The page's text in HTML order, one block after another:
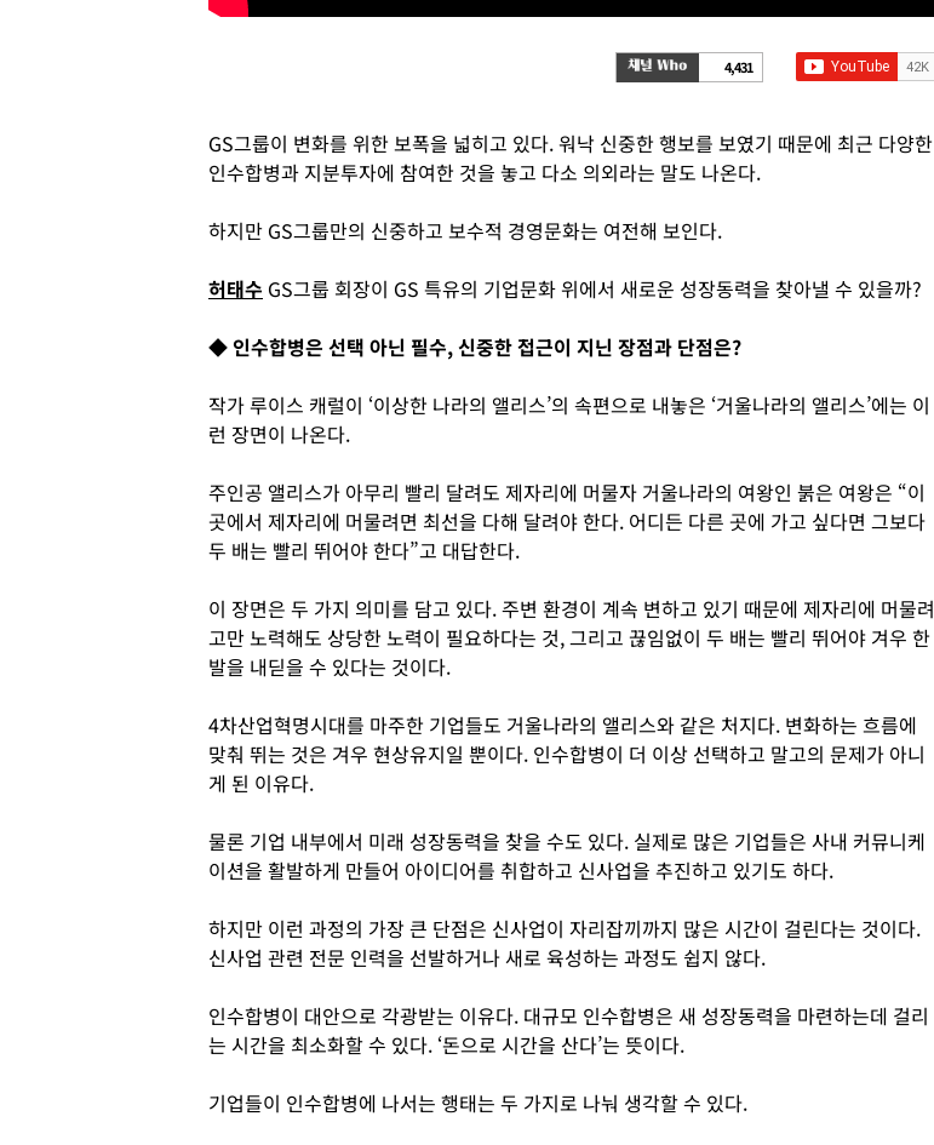
4,431
GS그룹이 변화를 위한 보폭을 넓히고 있다. 워낙 신중한 행보를 보였기 때문에 최근 다양한
인수합병과 지분투자에 참여한 것을 놓고 다소 의외라는 말도 나온다.
하지만 GS그룹만의 신중하고 보수적 경영문화는 여전해 보인다.
허태수 GS그룹 회장이 GS 특유의 기업문화 위에서 새로운 성장동력을 찾아낼 수 있을까?
◆ 인수합병은 선택 아닌 필수, 신중한 접근이 지닌 장점과 단점은?
작가 루이스 캐럴이 ‘이상한 나라의 앨리스’의 속편으로 내놓은 ‘거울나라의 앨리스’에는 이
런 장면이 나온다.
주인공 앨리스가 아무리 빨리 달려도 제자리에 머물자 거울나라의 여왕인 붉은 여왕은 “이
곳에서 제자리에 머물려면 최선을 다해 달려야 한다. 어디든 다른 곳에 가고 싶다면 그보다
두 배는 빨리 뛰어야 한다”고 대답한다.
이 장면은 두 가지 의미를 담고 있다. 주변 환경이 계속 변하고 있기 때문에 제자리에 머물려
고만 노력해도 상당한 노력이 필요하다는 것, 그리고 끊임없이 두 배는 빨리 뛰어야 겨우 한
발을 내딛을 수 있다는 것이다.
4차산업혁명시대를 마주한 기업들도 거울나라의 앨리스와 같은 처지다. 변화하는 흐름에
맞춰 뛰는 것은 겨우 현상유지일 뿐이다. 인수합병이 더 이상 선택하고 말고의 문제가 아니
게 된 이유다.
물론 기업 내부에서 미래 성장동력을 찾을 수도 있다. 실제로 많은 기업들은 사내 커뮤니케
이션을 활발하게 만들어 아이디어를 취합하고 신사업을 추진하고 있기도 하다.
하지만 이런 과정의 가장 큰 단점은 신사업이 자리잡끼까지 많은 시간이 걸린다는 것이다.
신사업 관련 전문 인력을 선발하거나 새로 육성하는 과정도 쉽지 않다.
인수합병이 대안으로 각광받는 이유다. 대규모 인수합병은 새 성장동력을 마련하는데 걸리
는 시간을 최소화할 수 있다. ‘돈으로 시간을 산다’는 뜻이다.
기업들이 인수합병에 나서는 행태는 두 가지로 나눠 생각할 수 있다.